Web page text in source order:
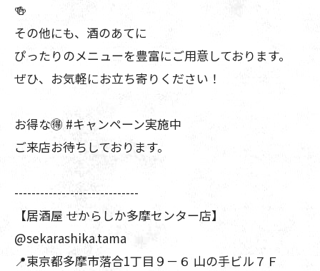
🍻
その他にも、酒のあてに
ぴったりのメニューを豊富にご用意しております。
ぜひ、お気軽にお立ち寄りください！
お得な🉐 #キャンペーン実施中
ご来店お待ちしております。
-----------------------------
【居酒屋 せからしか多摩センター店】
@sekarashika.tama
📍東京都多摩市落合1丁目９－６ 山の手ビル７Ｆ